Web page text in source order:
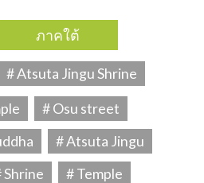
ภาคใต้
# Atsuta Jingu Shrine
# Osu street
# Atsuta Jingu
Shrine # Temple